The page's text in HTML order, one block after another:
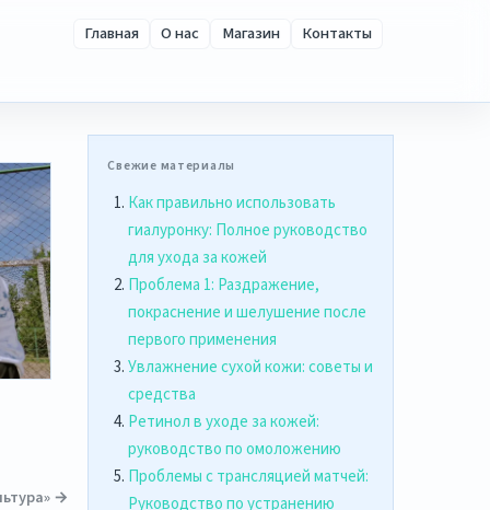
Главная О нас Магазин Контакты
→
Свежие материалы
Как правильно использовать
гиалуронку: Полное руководство
для ухода за кожей
Проблема 1: Раздражение,
покраснение и шелушение после
первого применения
Увлажнение сухой кожи: советы и
средства
Ретинол в уходе за кожей:
руководство по омоложению
Проблемы с трансляцией матчей:
Руководство по устранению